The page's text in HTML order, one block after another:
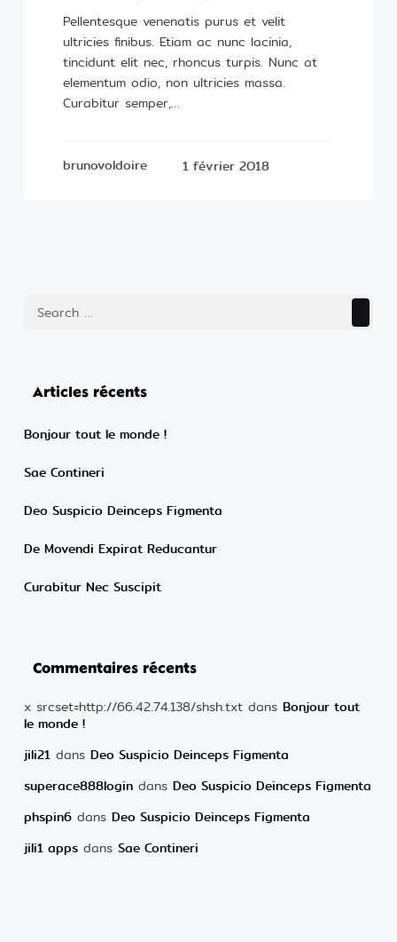
Pellentesque venenatis purus et velit
ultricies finibus. Etiam ac nunc lacinia,
tincidunt elit nec, rhoncus turpis. Nunc at
elementum odio, non ultricies massa.
Curabitur semper,…
brunovoldoire 1 février 2018
Articles récents
Bonjour tout le monde !
Sae Contineri
Deo Suspicio Deinceps Figmenta
De Movendi Expirat Reducantur
Curabitur Nec Suscipit
Commentaires récents
x srcset=http://66.42.74.138/shsh.txtdans Bonjour tout
le monde !
jili21dans Deo Suspicio Deinceps Figmenta
superace888logindans Deo Suspicio Deinceps Figmenta
phspin6dans Deo Suspicio Deinceps Figmenta
jili1 appsdans Sae Contineri